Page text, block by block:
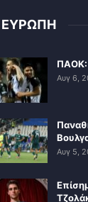
ΕΥΡΩΠΗ
ΠΑΟΚ:
Αυγ 6,
Αυγ 5,